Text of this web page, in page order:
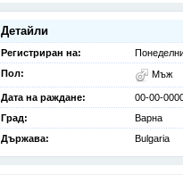
Детайли
Регистриран на:
Пол:
Мъж
Дата на раждане:
00-00-
Град:
Варна
Държава:
Bulgaria